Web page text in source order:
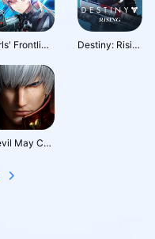
Girls' Frontline: Fire Control Destiny: Rising
Devil May Cry: Peak of Combat